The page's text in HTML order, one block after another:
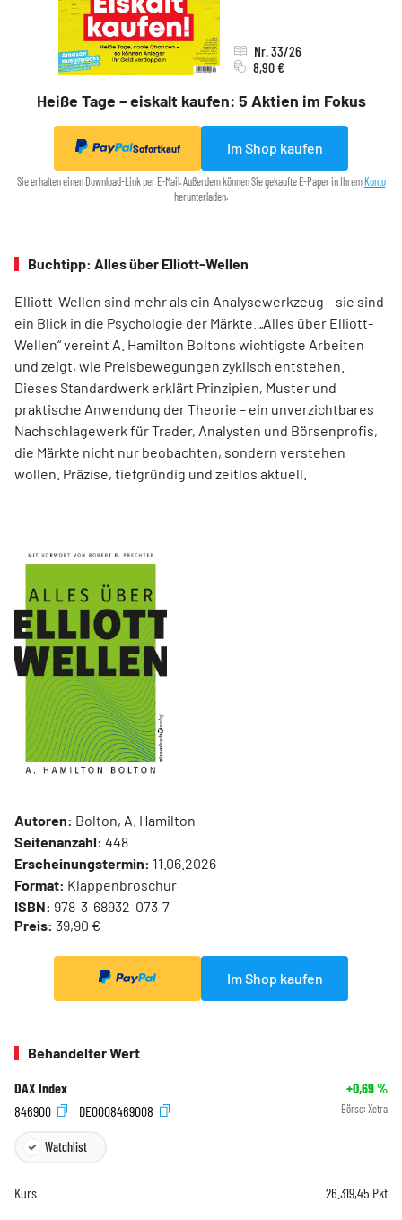
Heiße Tage – eiskalt kaufen: 5 Aktien im Fokus
Nr. 33/26
8,90 €
Sofortkauf Im Shop kaufen
Sie erhalten einen Download-Link per E-Mail. Außerdem können Sie gekaufte E-Paper in Ihrem Konto
herunterladen.
Buchtipp: Alles über Elliott-Wellen
Elliott-Wellen sind mehr als ein Analysewerkzeug – sie sind
ein Blick in die Psychologie der Märkte. „Alles über Elliott-
Wellen“ vereint A. Hamilton Boltons wichtigste Arbeiten
und zeigt, wie Preisbewegungen zyklisch entstehen.
Dieses Standardwerk erklärt Prinzipien, Muster und
praktische Anwendung der Theorie – ein unverzichtbares
Nachschlagewerk für Trader, Analysten und Börsenprofis,
die Märkte nicht nur beobachten, sondern verstehen
wollen. Präzise, tiefgründig und zeitlos aktuell.
Autoren: Bolton, A. Hamilton
Seitenanzahl: 448
Erscheinungstermin: 11.06.2026
Format: Klappenbroschur
ISBN: 978-3-68932-073-7
Preis: 39,90 €
Im Shop kaufen
Behandelter Wert
DAX Index +0,69%
846900
DE0008469008 Börse: Xetra
Watchlist
Kurs 26.319,45 Pkt